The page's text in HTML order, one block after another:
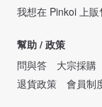
我想在 Pinkoi 上販
幫助 / 政策
問與答
大宗採購
退貨政策
會員制